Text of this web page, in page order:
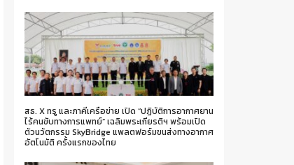
สธ. X ทรู และภาคีเครือข่าย เปิด “ปฏิบัติการอากาศยาน
ไร้คนขับทางการแพทย์” เฉลิมพระเกียรติฯ พร้อมเปิด
ตัวนวัตกรรม SkyBridge แพลตฟอร์มขนส่งทางอากาศ
อัตโนมัติ ครั้งแรกของไทย